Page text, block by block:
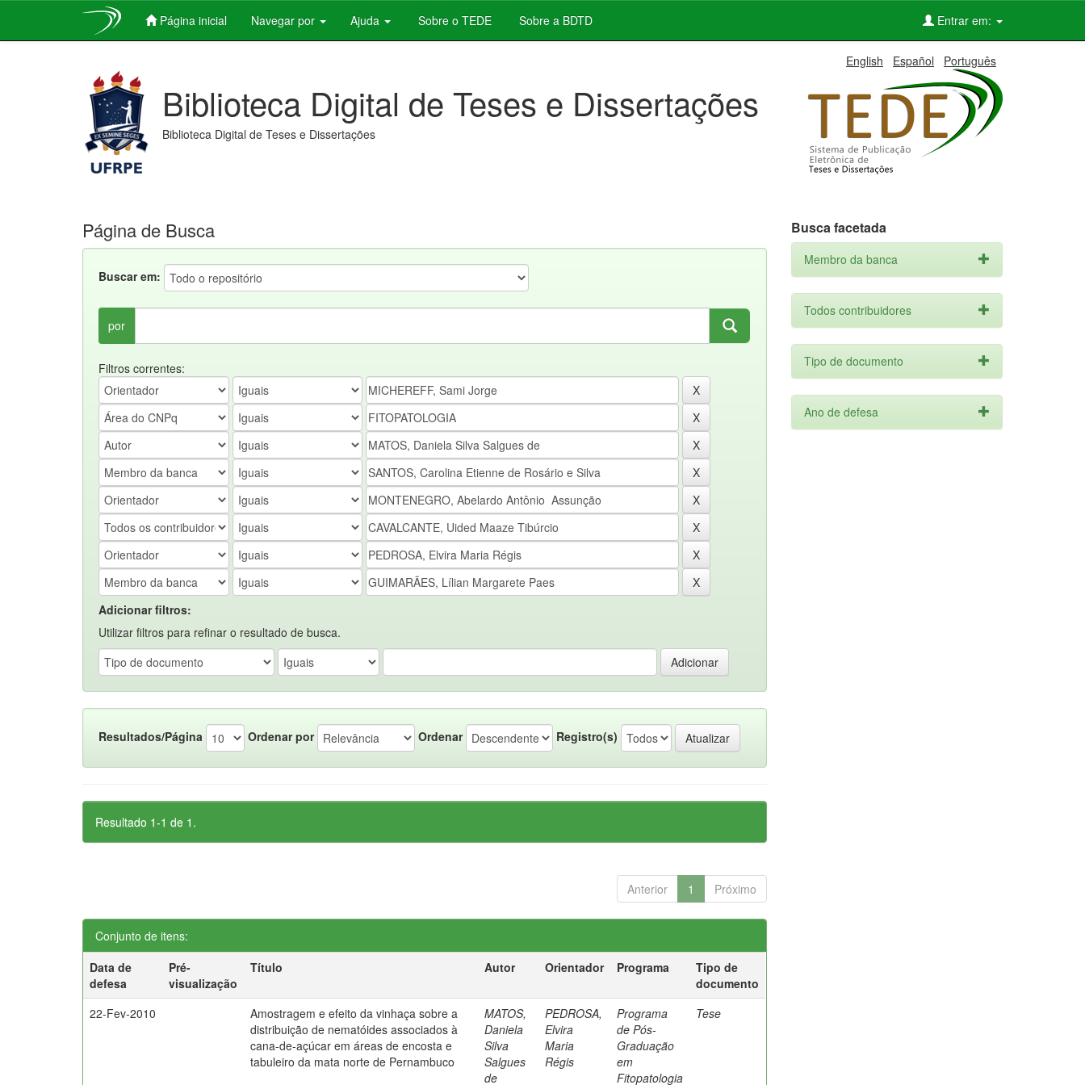
Página inicial Navegar por Ajuda Sobre o TEDE Sobre a BDTD Entrar em:
English Español Português
Biblioteca Digital de Teses e Dissertações
Biblioteca Digital de Teses e Dissertações
Página de Busca
Buscar em:
por
Filtros correntes:
Adicionar filtros:
Utilizar filtros para refinar o resultado de busca.
Resultados/Página Ordenar por Ordenar Registro(s)
Resultado 1-1 de 1.
Anterior 1 Próximo
Conjunto de itens:
Data de
defesa
Pré-
visualização
Título Autor Orientador Programa
Tipo de
documento
22-Fev-2010
Amostragem e efeito da vinhaça sobre a
distribuição de nematóides associados à
cana-de-açúcar em áreas de encosta e
tabuleiro da mata norte de Pernambuco
MATOS,
Daniela
Silva
Salgues
de
PEDROSA,
Elvira
Maria
Régis
Programa
de Pós-
Graduação
em
Fitopatologia
Tese
Busca facetada
Membro da banca
Todos contribuidores
Tipo de documento
Ano de defesa